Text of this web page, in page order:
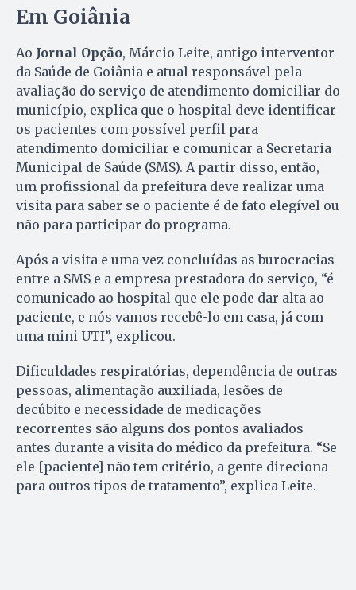
Em Goiânia
Ao Jornal Opção, Márcio Leite, antigo interventor
da Saúde de Goiânia e atual responsável pela
avaliação do serviço de atendimento domiciliar do
município, explica que o hospital deve identificar
os pacientes com possível perfil para
atendimento domiciliar e comunicar a Secretaria
Municipal de Saúde (SMS). A partir disso, então,
um profissional da prefeitura deve realizar uma
visita para saber se o paciente é de fato elegível ou
não para participar do programa.
Após a visita e uma vez concluídas as burocracias
entre a SMS e a empresa prestadora do serviço, “é
comunicado ao hospital que ele pode dar alta ao
paciente, e nós vamos recebê-lo em casa, já com
uma mini UTI”, explicou.
Dificuldades respiratórias, dependência de outras
pessoas, alimentação auxiliada, lesões de
decúbito e necessidade de medicações
recorrentes são alguns dos pontos avaliados
antes durante a visita do médico da prefeitura. “Se
ele [paciente] não tem critério, a gente direciona
para outros tipos de tratamento”, explica Leite.